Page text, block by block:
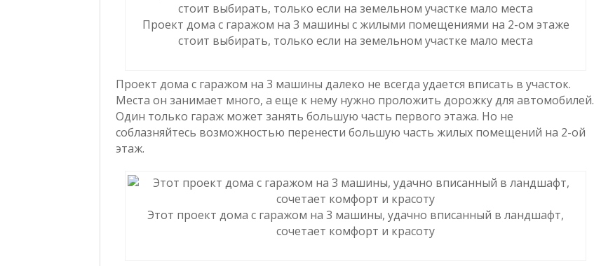
Проект дома с гаражом на 3 машины с жилыми помещениями на 2-ом этаже
стоит выбирать, только если на земельном участке мало места
Проект дома с гаражом на 3 машины далеко не всегда удается вписать в участок.
Места он занимает много, а еще к нему нужно проложить дорожку для автомобилей.
Один только гараж может занять большую часть первого этажа. Но не
соблазняйтесь возможностью перенести большую часть жилых помещений на 2-ой
этаж.
Этот проект дома с гаражом на 3 машины, удачно вписанный в ландшафт,
сочетает комфорт и красоту